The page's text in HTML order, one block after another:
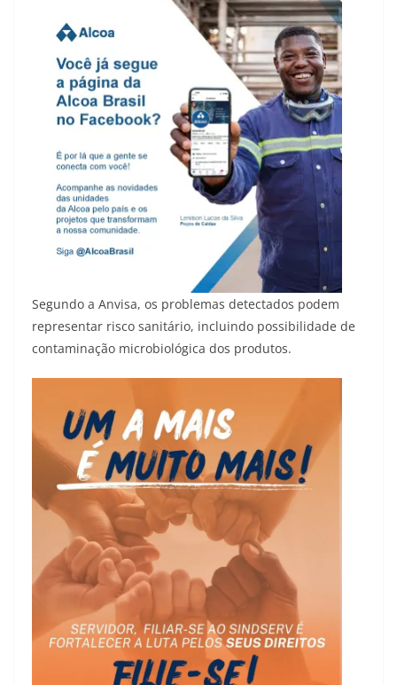
Segundo a Anvisa, os problemas detectados podem
representar risco sanitário, incluindo possibilidade de
contaminação microbiológica dos produtos.